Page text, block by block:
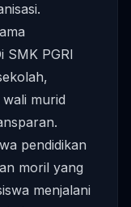
SMK PGRI
murid
pendidikan
moril yang
menjalani